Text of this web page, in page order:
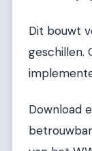
Dit bouwt
geschillen.
Download